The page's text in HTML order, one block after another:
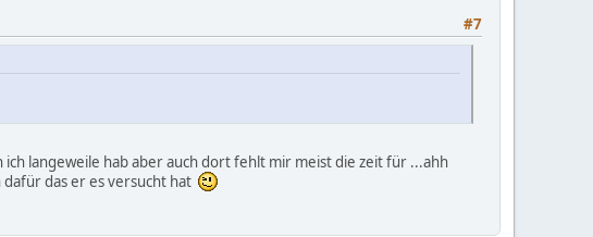
#7
langeweile hab aber auch dort fehlt mir meist die zeit für ...ahh
das er es versucht hat